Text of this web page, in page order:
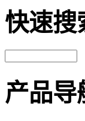
快速搜
产品导